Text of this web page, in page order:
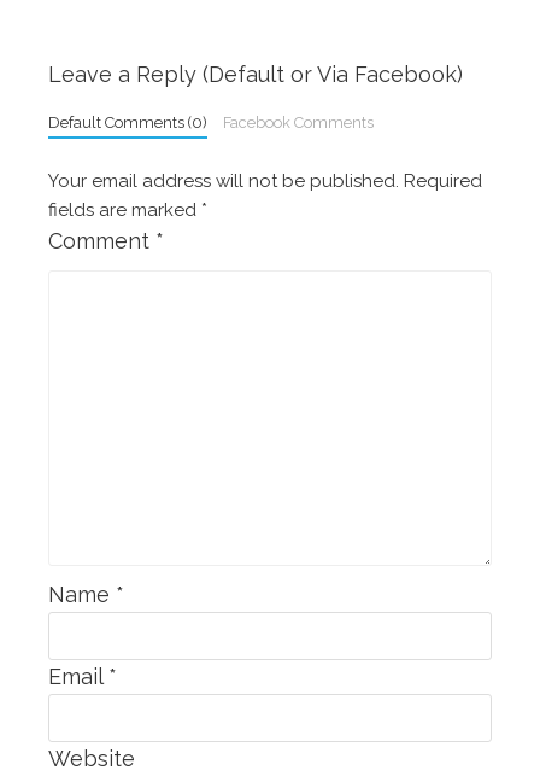
Leave a Reply (Default or Via Facebook)
Default Comments (0) Facebook Comments
Your email address will not be published. Required
fields are marked *
Comment *
Name *
Email *
Website